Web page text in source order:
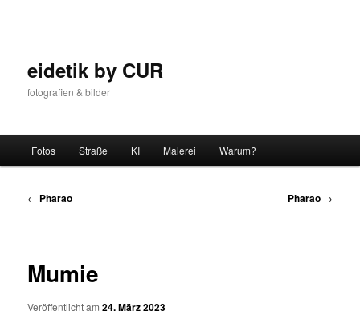
eidetik by CUR
fotografien & bilder
Fotos Straße KI Malerei Warum?
Beitrags-
← Pharao Pharao →
Mumie
Veröffentlicht am24. März 2023